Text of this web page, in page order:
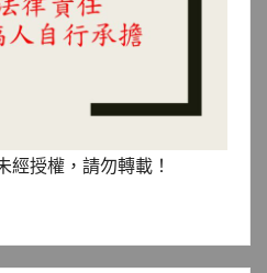
經授權，請勿轉載！